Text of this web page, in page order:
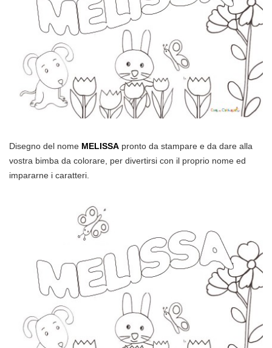
Disegno del nome MELISSA pronto da stampare e da dare alla
vostra bimba da colorare, per divertirsi con il proprio nome ed
impararne i caratteri.